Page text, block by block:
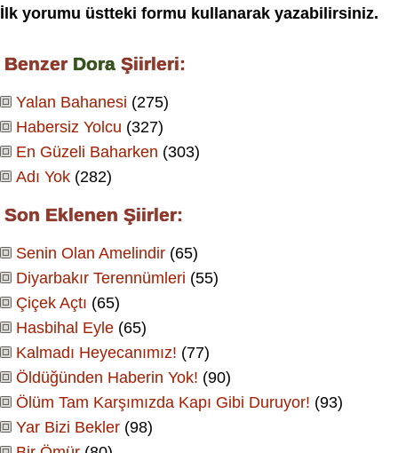
İlk yorumu üstteki formu kullanarak yazabilirsiniz.
Benzer Dora Şiirleri:
Yalan Bahanesi (275)
Habersiz Yolcu (327)
En Güzeli Baharken (303)
Adı Yok (282)
Son Eklenen Şiirler:
Senin Olan Amelindir (65)
Diyarbakır Terennümleri (55)
Çiçek Açtı (65)
Hasbihal Eyle (65)
Kalmadı Heyecanımız! (77)
Öldüğünden Haberin Yok! (90)
Ölüm Tam Karşımızda Kapı Gibi Duruyor! (93)
Yar Bizi Bekler (98)